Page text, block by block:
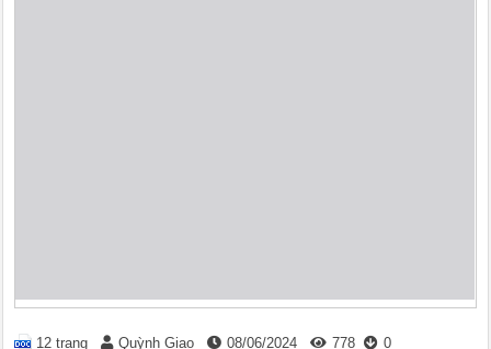
12 trang Quỳnh Giao 08/06/2024 778 0